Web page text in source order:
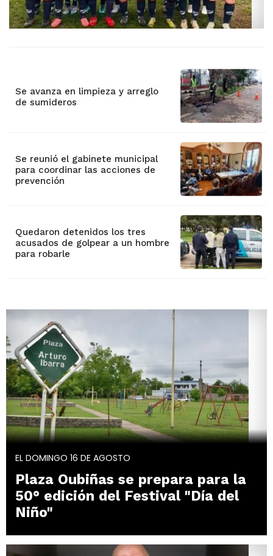
Se avanza en limpieza y arreglo
de sumideros
Se reunió el gabinete municipal
para coordinar las acciones de
prevención
Quedaron detenidos los tres
acusados de golpear a un hombre
para robarle
EL DOMINGO 16 DE AGOSTO
Plaza Oubiñas se prepara para la
50° edición del Festival "Día del
Niño"